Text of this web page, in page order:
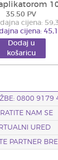
35.50 PV
cijena:
cijena:
Dodaj u
košaricu
0800 9179
NAM SE
URED
PARTNER